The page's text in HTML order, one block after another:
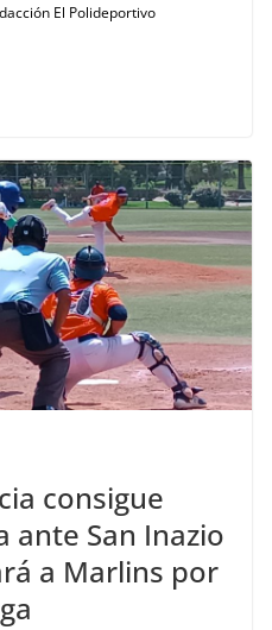
El Polideportivo
consigue
ante San Inazio
a Marlins por